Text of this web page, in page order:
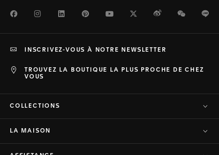
FacebookInstagramLinkedInPinterestYoutubeTwitterWeiboWeChat
TROUVEZ LA BOUTIQUE LA PLUS PROCHE DE CHEZ
VOUS
INSCRIVEZ-VOUS À NOTRE NEWSLETTER
COLLECTIONS
LA MAISON